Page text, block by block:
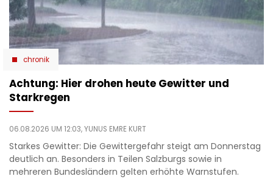
chronik
Achtung: Hier drohen heute Gewitter und
Starkregen
06.08.2026 UM 12:03,YUNUS EMRE KURT
Starkes Gewitter: Die Gewittergefahr steigt am Donnerstag
deutlich an. Besonders in Teilen Salzburgs sowie in
mehreren Bundesländern gelten erhöhte Warnstufen.